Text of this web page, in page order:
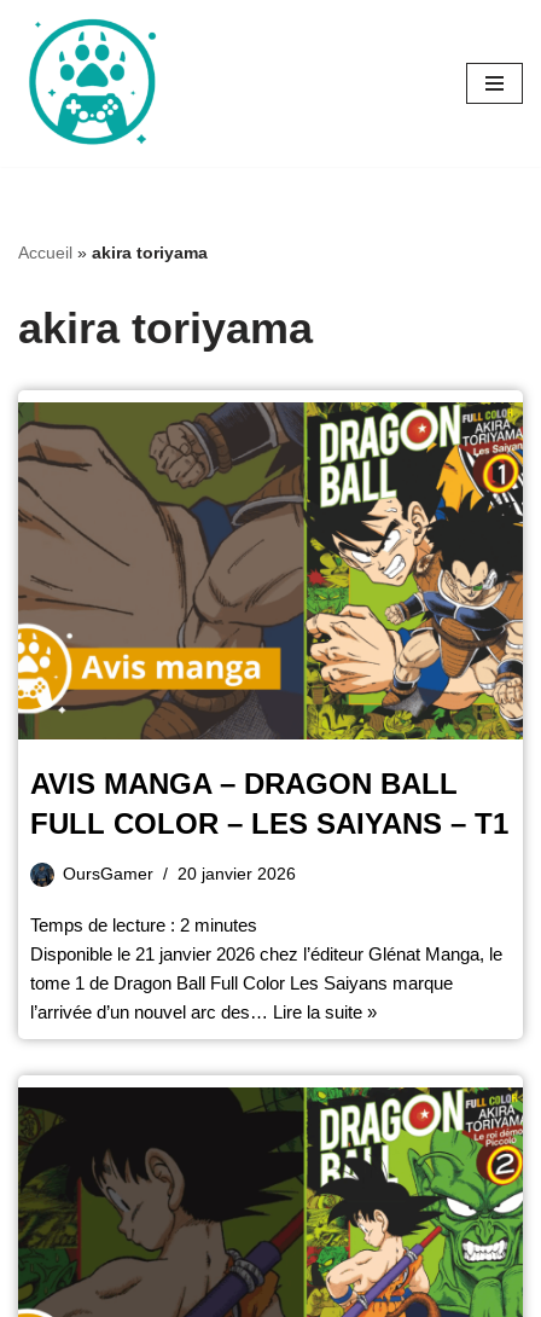
Aller
au
contenu
Accueil » akira toriyama
akira toriyama
AVIS MANGA – DRAGON BALL
FULL COLOR – LES SAIYANS – T1
OursGamer 20 janvier 2026
Temps de lecture : 2 minutes
Disponible le 21 janvier 2026 chez l’éditeur Glénat Manga, le
tome 1 de Dragon Ball Full Color Les Saiyans marque
l’arrivée d’un nouvel arc des… Lire la suite »